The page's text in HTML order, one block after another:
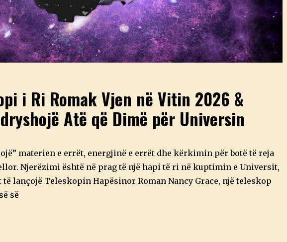
i Ri Romak Vjen në Vitin 2026 &
Atë që Dimë për Universin
materien e errët, energjinë e errët dhe kërkimin për botë të reja
Njerëzimi është në prag të një hapi të ri në kuptimin e Universit,
të lançojë Teleskopin Hapësinor Roman Nancy Grace, një teleskop
së